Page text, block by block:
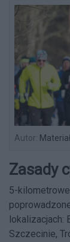
Autor:
Zasady
5-kilometrowe
lokalizacjach:
Szczecinie,